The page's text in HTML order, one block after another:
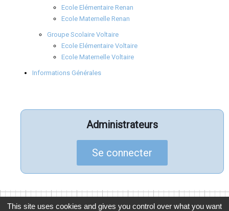
Ecole Elémentaire Renan
Ecole Maternelle Renan
Groupe Scolaire Voltaire
Ecole Elémentaire Voltaire
Ecole Maternelle Voltaire
Informations Générales
Administrateurs
Se connecter
This site uses cookies and gives you control over what you want